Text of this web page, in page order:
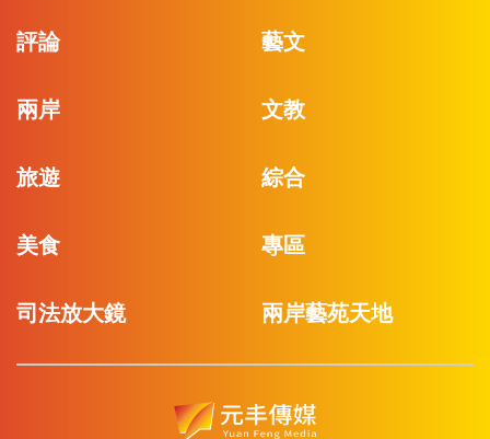
評論 藝文
兩岸 文教
旅遊 綜合
美食 專區
司法放大鏡 兩岸藝苑天地